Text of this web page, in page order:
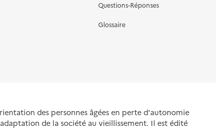
Questions-Réponses
Glossaire
des personnes âgées en perte d'autonomie
de la société au vieillissement. Il est édité